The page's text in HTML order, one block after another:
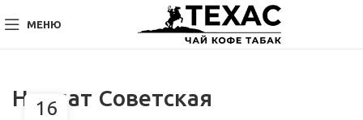
МЕНЮ
Нурлат Советская
16